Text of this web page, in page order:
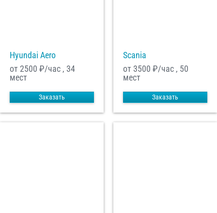
Hyundai Aero
от 2500 ₽/час , 34
мест
Заказать
Scania
от 3500 ₽/час , 50
мест
Заказать